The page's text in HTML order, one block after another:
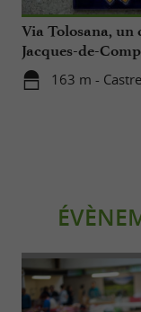
Via Tolosana, un
Jacques-de-
Tarn
163 m -